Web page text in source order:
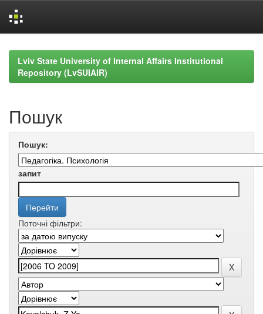
navigationLviv State University of Internal Affairs Institutional
Repository (LvSUIAIR)
Пошук
Пошук:
запит
Поточні фільтри: